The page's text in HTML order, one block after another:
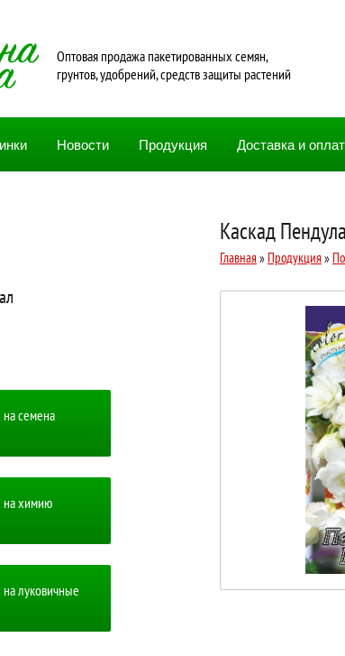
Oптовая продажа пакетированных семян,
грунтов, удобрений, средств защиты растений
Новости Продукция Доставка и
на семена
на химию
на луковичные
Каскад
Главная » Продукция »